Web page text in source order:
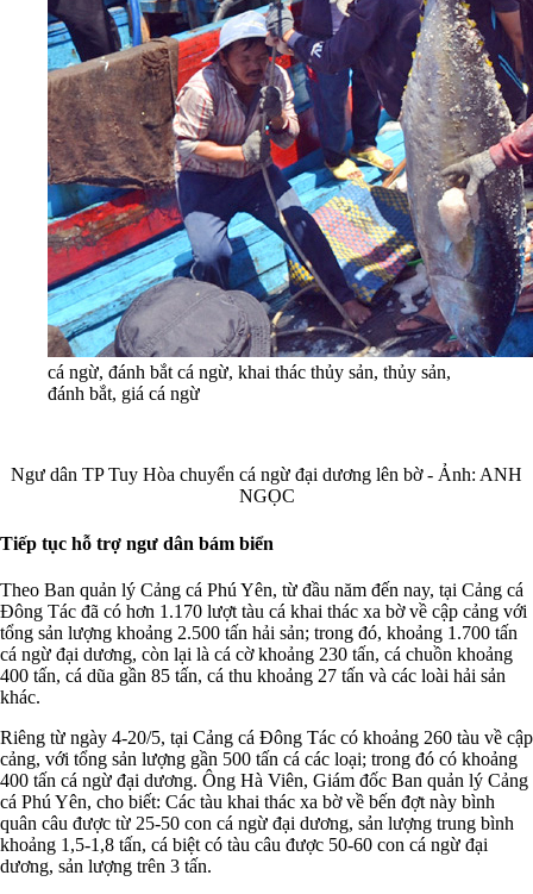
cá ngừ, đánh bắt cá ngừ, khai thác thủy sản, thủy sản,
đánh bắt, giá cá ngừ
Ngư dân TP Tuy Hòa chuyển cá ngừ đại dương lên bờ - Ảnh: ANH
NGỌC
Tiếp tục hỗ trợ ngư dân bám biển
Theo Ban quản lý Cảng cá Phú Yên, từ đầu năm đến nay, tại Cảng cá
Đông Tác đã có hơn 1.170 lượt tàu cá khai thác xa bờ về cập cảng với
tổng sản lượng khoảng 2.500 tấn hải sản; trong đó, khoảng 1.700 tấn
cá ngừ đại dương, còn lại là cá cờ khoảng 230 tấn, cá chuồn khoảng
400 tấn, cá dũa gần 85 tấn, cá thu khoảng 27 tấn và các loài hải sản
khác.
Riêng từ ngày 4-20/5, tại Cảng cá Đông Tác có khoảng 260 tàu về cập
cảng, với tổng sản lượng gần 500 tấn cá các loại; trong đó có khoảng
400 tấn cá ngừ đại dương. Ông Hà Viên, Giám đốc Ban quản lý Cảng
cá Phú Yên, cho biết: Các tàu khai thác xa bờ về bến đợt này bình
quân câu được từ 25-50 con cá ngừ đại dương, sản lượng trung bình
khoảng 1,5-1,8 tấn, cá biệt có tàu câu được 50-60 con cá ngừ đại
dương, sản lượng trên 3 tấn.